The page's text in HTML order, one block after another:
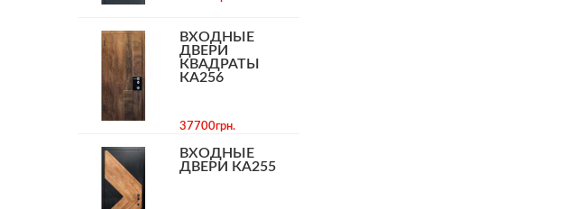
ВХОДНЫЕ
ДВЕРИ
КВАДРАТЫ
КА256
37700грн.
ВХОДНЫЕ
ДВЕРИ КА255